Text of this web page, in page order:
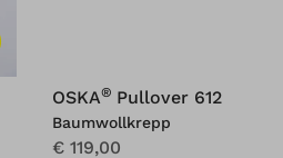
OSKA® Pullover 612
Baumwollkrepp
€ 119,00